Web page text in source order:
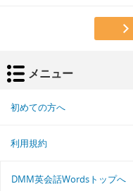
メニュー
初めての方へ
利用規約
DMM英会話Wordsトップへ